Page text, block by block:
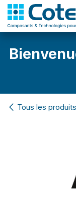
Tous les produits